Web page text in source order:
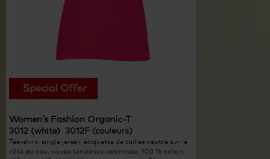
Women’s Fashion Organic-T
3012 (white) 3012F (couleurs)
Tee-shirt, single jersey, étiquette de tailles neutre sur le
côté du cou, coupe tendance optimisée, 100 % coton,